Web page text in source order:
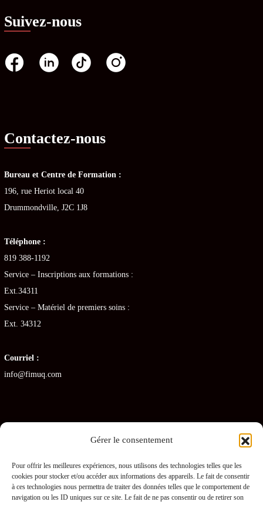
Gérer le consentement
Pour offrir les meilleures expériences, nous utilisons des technologies telles que les
cookies pour stocker et/ou accéder aux informations des appareils. Le fait de consentir
à ces technologies nous permettra de traiter des données telles que le comportement de
navigation ou les ID uniques sur ce site. Le fait de ne pas consentir ou de retirer son
Suivez-nous
Contactez-nous
Bureau et Centre de Formation :
196, rue Heriot local 40
Drummondville, J2C 1J8
Téléphone :
819 388-1192
Service – Inscriptions aux formations :
Ext.34311
Service – Matériel de premiers soins :
Ext. 34312
Courriel :
info@fimuq.com
Articles récents
Combiner la RCR et la PDSB : une formation gagnante pour les CHSLD